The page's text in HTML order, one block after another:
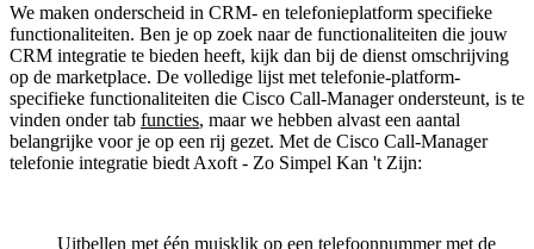
We maken onderscheid in CRM- en telefonieplatform specifieke
functionaliteiten. Ben je op zoek naar de functionaliteiten die jouw
CRM integratie te bieden heeft, kijk dan bij de dienst omschrijving
op de marketplace. De volledige lijst met telefonie-platform-
specifieke functionaliteiten die Cisco Call-Manager ondersteunt, is te
vinden onder tab functies, maar we hebben alvast een aantal
belangrijke voor je op een rij gezet. Met de Cisco Call-Manager
telefonie integratie biedt Axoft - Zo Simpel Kan 't Zijn:
Uitbellen met één muisklik op een telefoonnummer met de